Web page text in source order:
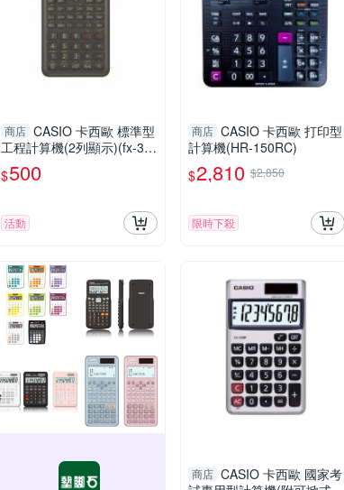
商店 CASIO 卡西歐 標準型
工程計算機(2列顯示)(fx-35
0MS-2)(隨機附硬式外蓋)
$500
活動
商店 CASIO 卡西歐 打印型
計算機(HR-150RC)
$2,810 $2,850
限時下殺
商店 CASIO 卡西歐 國家考